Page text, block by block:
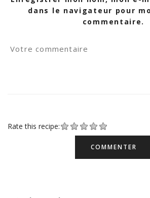
dans le navigateur pour
commentaire.
Rate this recipe: